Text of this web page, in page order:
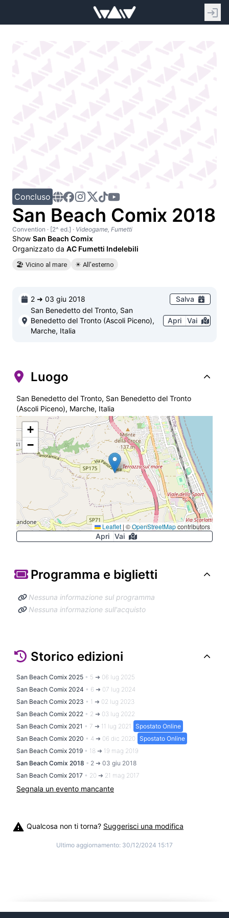
Concluso
San Beach Comix 2018
Convention · [2^ ed.] · Videogame, Fumetti
Show San Beach Comix
Organizzato da AC Fumetti Indelebili
🏖 Vicino al mare ☀ All'esterno
2 ➜ 03 giu 2018
Salva
San Benedetto del Tronto, San
Benedetto del Tronto (Ascoli Piceno),
Marche, Italia
Apri Vai
Luogo
San Benedetto del Tronto, San Benedetto del Tronto
(Ascoli Piceno), Marche, Italia
+
−
Leaflet | ©OpenStreetMapcontributors
Apri
Vai
Programma e biglietti
Nessuna informazione sul programma
Nessuna informazione sull'acquisto
Storico edizioni
San Beach Comix 2025 • 5 ➜ 06 lug 2025
San Beach Comix 2024 • 6 ➜ 07 lug 2024
San Beach Comix 2023 • 1 ➜ 02 lug 2023
San Beach Comix 2022 • 2 ➜ 03 lug 2022
San Beach Comix 2021 • 7 ➜ 11 lug 2021
Spostato Online
San Beach Comix 2020 • 4 ➜ 06 dic 2020 Spostato Online
San Beach Comix 2019 • 18 ➜ 19 mag 2019
San Beach Comix 2018 • 2 ➜ 03 giu 2018
San Beach Comix 2017 • 20 ➜ 21 mag 2017
Segnala un evento mancante
Qualcosa non ti torna? Suggerisci una modifica
Ultimo aggiornamento: 30/12/2024 15:17
©2026Cosplitaly - Cosplay Italia | info@cosplitaly.it |